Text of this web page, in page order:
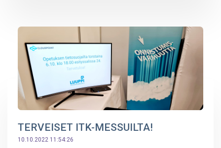
TERVEISET ITK-MESSUILTA!
10.10.2022 11:54:26